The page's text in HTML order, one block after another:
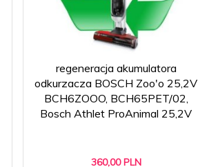
regeneracja akumulatora
odkurzacza BOSCH Zoo'o 25,2V
BCH6ZOOO, BCH65PET/02,
Bosch Athlet ProAnimal 25,2V
360,00 PLN